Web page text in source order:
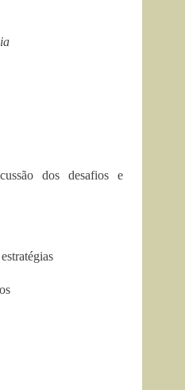
dos desafios e